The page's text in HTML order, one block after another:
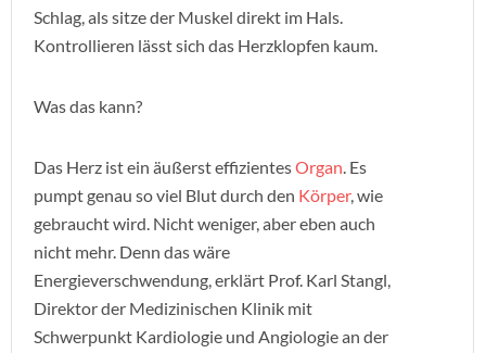
Schlag, als sitze der Muskel direkt im Hals.
Kontrollieren lässt sich das Herzklopfen kaum.
Was das kann?
Das Herz ist ein äußerst effizientesOrgan. Es
pumpt genau so viel Blut durch den Körper, wie
gebraucht wird. Nicht weniger, aber eben auch
nicht mehr. Denn das wäre
Energieverschwendung, erklärt Prof. Karl Stangl,
Direktor der Medizinischen Klinik mit
Schwerpunkt Kardiologie und Angiologie an der